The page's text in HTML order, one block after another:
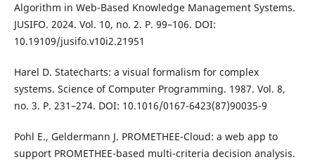
Algorithm in Web-Based Knowledge Management Systems.
JUSIFO. 2024. Vol. 10, no. 2. P. 99–106. DOI:
10.19109/jusifo.v10i2.21951
Harel D. Statecharts: a visual formalism for complex
systems. Science of Computer Programming. 1987. Vol. 8,
no. 3. P. 231–274. DOI: 10.1016/0167-6423(87)90035-9
Pohl E., Geldermann J. PROMETHEE-Cloud: a web app to
support PROMETHEE-based multi-criteria decision analysis.